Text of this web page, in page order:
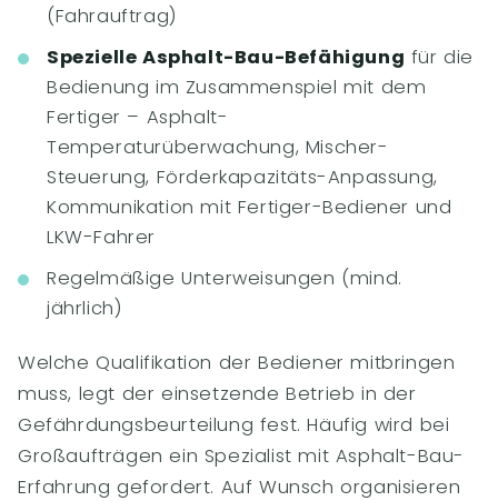
(Fahrauftrag)
Spezielle Asphalt-Bau-Befähigung für die
Bedienung im Zusammenspiel mit dem
Fertiger – Asphalt-
Temperaturüberwachung, Mischer-
Steuerung, Förderkapazitäts-Anpassung,
Kommunikation mit Fertiger-Bediener und
LKW-Fahrer
Regelmäßige Unterweisungen (mind.
jährlich)
Welche Qualifikation der Bediener mitbringen
muss, legt der einsetzende Betrieb in der
Gefährdungsbeurteilung fest. Häufig wird bei
Großaufträgen ein Spezialist mit Asphalt-Bau-
Erfahrung gefordert. Auf Wunsch organisieren